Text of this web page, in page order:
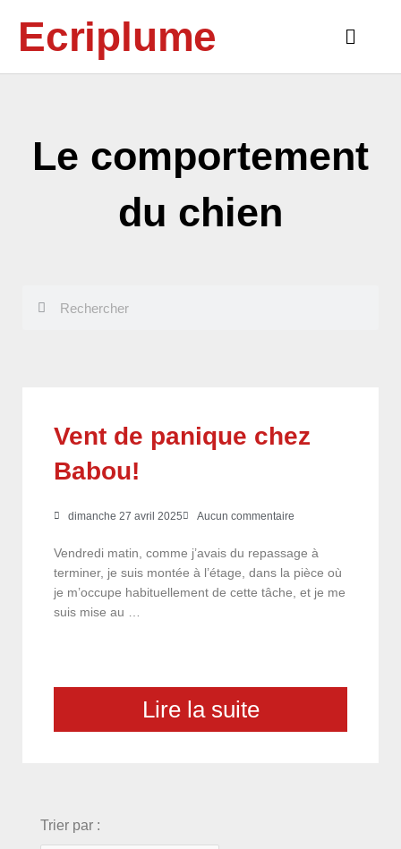
contenuEcriplume
Main
Le comportement
du chien
Vent de panique chez
Babou!
dimanche 27 avril 2025 Aucun commentaire
Vendredi matin, comme j’avais du repassage à
terminer, je suis montée à l’étage, dans la pièce où
je m’occupe habituellement de cette tâche, et je me
suis mise au …
Lire la suite
Trier par :